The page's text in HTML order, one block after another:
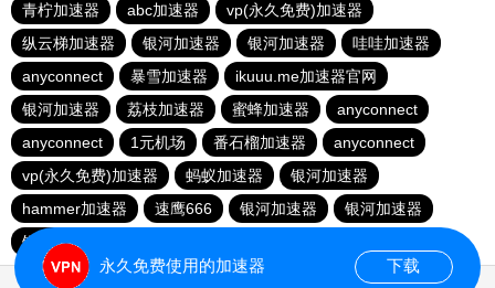
青柠加速器
abc加速器
vp(永久免费)加速器
纵云梯加速器
银河加速器 银河加速器
哇哇加速器
anyconnect
暴雪加速器
ikuuu.me加速器官网
银河加速器
荔枝加速器 蜜蜂加速器
anyconnect
anyconnect
1元机场 番石榴加速器
anyconnect
vp(永久免费)加速器
蚂蚁加速器
银河加速器
hammer加速器
速鹰666 银河加速器
银河加速器
银河加速器
永久免费使用的加速器 下载